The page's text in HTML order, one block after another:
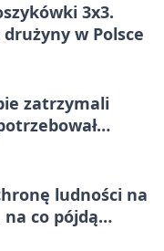
3x3.
w Polsce
zatrzymali
ludności na
na co pójdą